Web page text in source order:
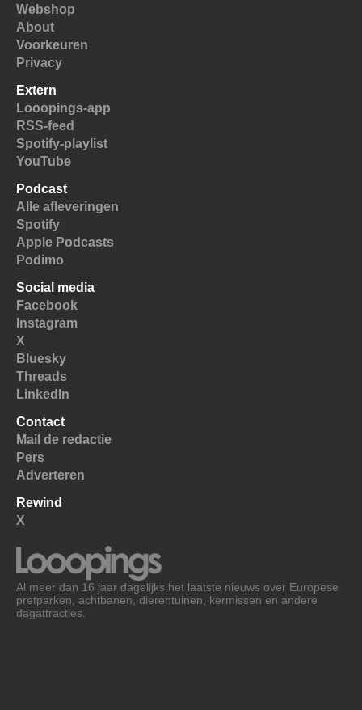
Webshop
About
Voorkeuren
Privacy
Extern
Looopings-app
RSS-feed
Spotify-playlist
YouTube
Podcast
Alle afleveringen
Spotify
Apple Podcasts
Podimo
Social media
Facebook
Instagram
X
Bluesky
Threads
LinkedIn
Contact
Mail de redactie
Pers
Adverteren
Rewind
X
Al meer dan 16 jaar dagelijks het laatste nieuws over Europese
pretparken, achtbanen, dierentuinen, kermissen en andere
dagattracties.